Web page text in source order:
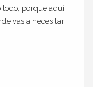
todo, porque aquí
vas a necesitar